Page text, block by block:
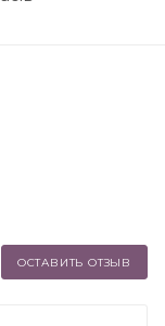
ОСТАВИТЬ ОТЗЫВ